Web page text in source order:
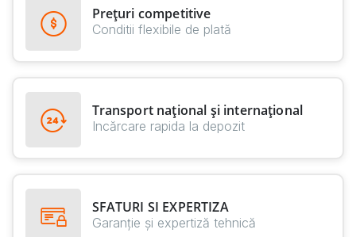
Prețuri competitive
Conditii flexibile de plată
Transport național și internațional
Incărcare rapida la depozit
SFATURI SI EXPERTIZA
Garanție și expertiză tehnică